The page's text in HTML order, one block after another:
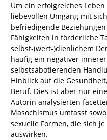
Um ein erfolgreiches
liebevollen Umgang mit
befriedigende
Fähigkeiten in förderliche
selbst-(wert-)dienlichem
häufig ein negativer
selbstsabotierenden
Hinblick auf die
Beruf. Dies ist aber nur
Autorin analysierten
Masochismus umfasst
sexuelle Formen, die sich
auswirken.